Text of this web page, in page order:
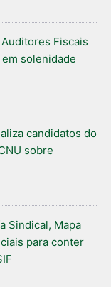
Fiscais
solenidade
candidatos do
sobre
Sindical, Mapa
para conter